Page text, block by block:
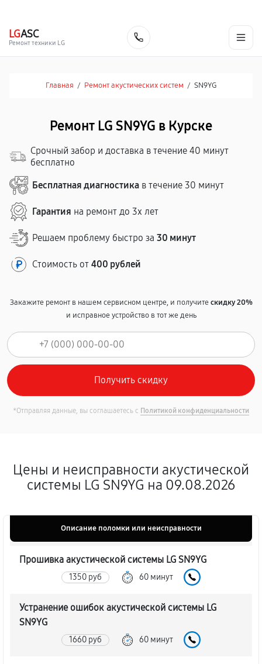
LGASC
Ремонт техники LG
Главная / Ремонт акустических систем / SN9YG
Ремонт LG SN9YG в Курске
Срочный забор и доставка в течение 40 минут
бесплатно
Бесплатная диагностика в течение 30 минут
Гарантия на ремонт до 3х лет
Решаем проблему быстро за 30 минут
Стоимость от 400 рублей
Закажите ремонт в нашем сервисном центре, и получитескидку 20%
и исправное устройство в тот же день
*Отправляя данные, вы соглашаетесь с Политикой конфиденциальности
Цены и неисправности акустической
системы LG SN9YG на 09.08.2026
Описание поломки или неисправности
Прошивка акустической системы LG SN9YG
1350 руб 60 минут
Устранение ошибок акустической системы LG
SN9YG
1660 руб 60 минут